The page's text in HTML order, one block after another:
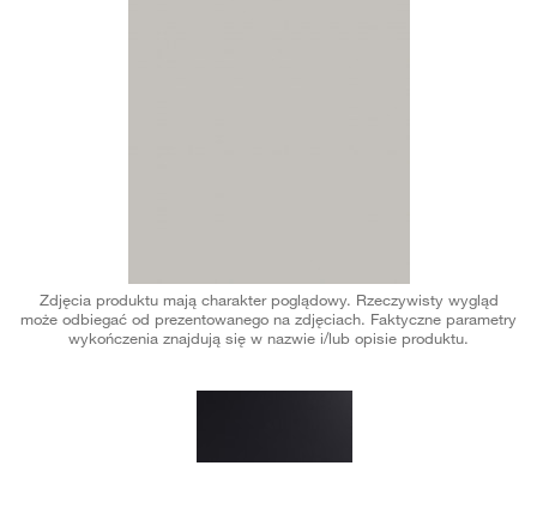
Zdjęcia produktu mają charakter poglądowy. Rzeczywisty wygląd
może odbiegać od prezentowanego na zdjęciach. Faktyczne parametry
wykończenia znajdują się w nazwie i/lub opisie produktu.